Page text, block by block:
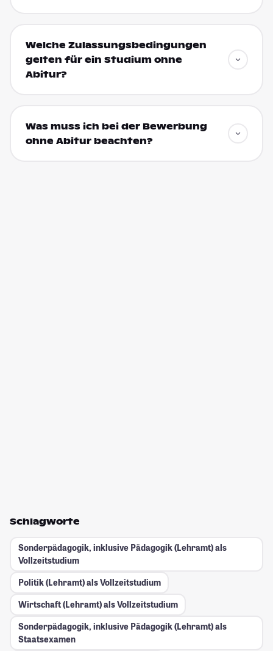
Welche Zulassungsbedingungen
gelten für ein Studium ohne
Abitur?
Was muss ich bei der Bewerbung
ohne Abitur beachten?
Schlagworte
Sonderpädagogik, inklusive Pädagogik (Lehramt) als
Vollzeitstudium
Politik (Lehramt) als Vollzeitstudium
Wirtschaft (Lehramt) als Vollzeitstudium
Sonderpädagogik, inklusive Pädagogik (Lehramt) als
Staatsexamen